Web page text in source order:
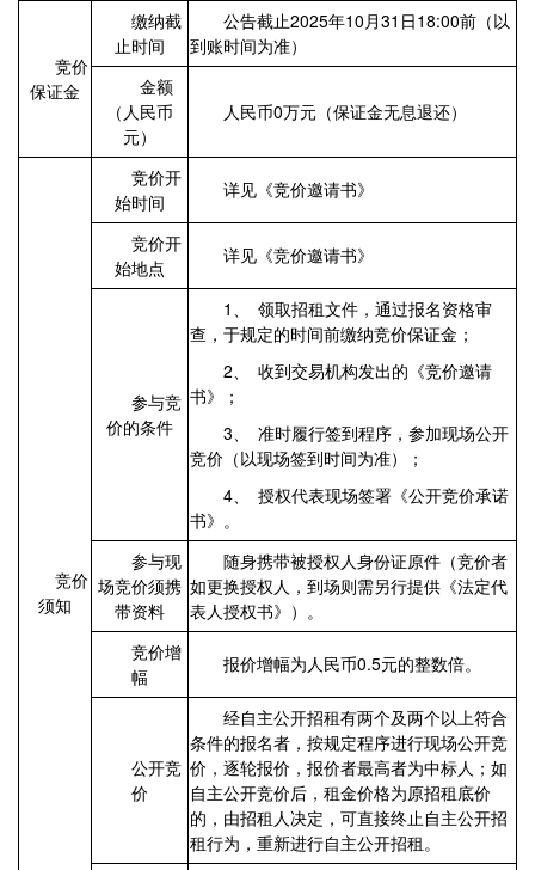
竞价
保证金
缴纳截
止时间
公告截止2025年10月31日18:00前（以
到账时间为准）
金额
（人民币
元）
人民币0万元（保证金无息退还）
竞价
须知
竞价开
始时间
详见《竞价邀请书》
竞价开
始地点
详见《竞价邀请书》
参与竞
价的条件
1、 领取招租文件，通过报名资格审
查，于规定的时间前缴纳竞价保证金；
2、 收到交易机构发出的《竞价邀请
书》；
3、 准时履行签到程序，参加现场公开
竞价（以现场签到时间为准）；
4、 授权代表现场签署《公开竞价承诺
书》。
参与现
场竞价须携
带资料
随身携带被授权人身份证原件（竞价者
如更换授权人，到场则需另行提供《法定代
表人授权书》）。
竞价增
幅
报价增幅为人民币0.5元的整数倍。
公开竞
价
经自主公开招租有两个及两个以上符合
条件的报名者，按规定程序进行现场公开竞
价，逐轮报价，报价者最高者为中标人；如
自主公开竞价后，租金价格为原招租底价
的，由招租人决定，可直接终止自主公开招
租行为，重新进行自主公开招租。